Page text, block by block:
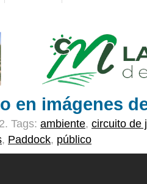
en imágenes
Tags: ambiente, circuito de
, Paddock, público